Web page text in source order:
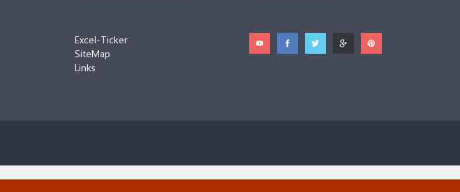
Excel-Ticker
SiteMap
Links